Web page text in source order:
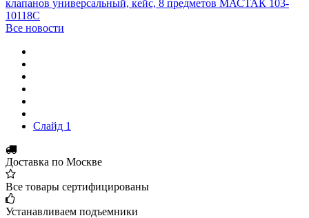
клапанов универсальный, кейс, 8 предметов МАСТАК 103-
10118C
Все новости
Слайд 1
Доставка по Москве
Все товары сертифицированы
Устанавливаем подъемники